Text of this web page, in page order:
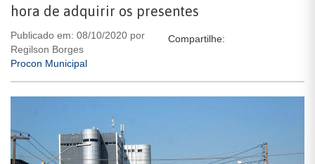
hora de adquirir os presentes
Publicado em: 08/10/2020 por
Regilson Borges
Procon Municipal
Compartilhe: